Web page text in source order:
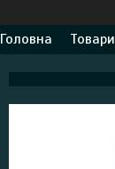
Головна Товари